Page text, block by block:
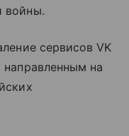
войны.
сервисов VK
направленным на